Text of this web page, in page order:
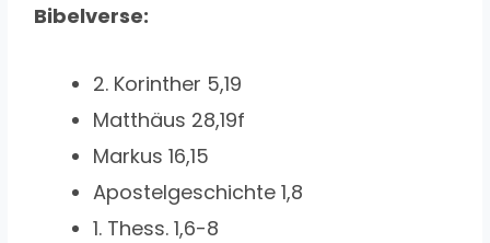
Bibelverse:
2. Korinther 5,19
Matthäus 28,19f
Markus 16,15
Apostelgeschichte 1,8
1. Thess. 1,6-8